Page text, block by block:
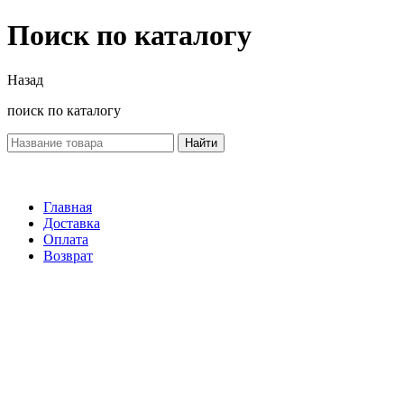
Поиск по каталогу
Назад
поиск по каталогу
Найти
Главная
Доставка
Оплата
Возврат